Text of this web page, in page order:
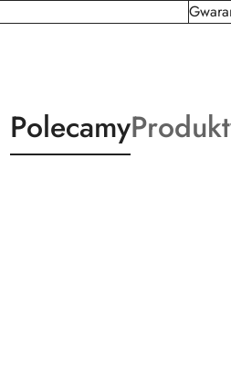
Produkty
o
Polecamy
o